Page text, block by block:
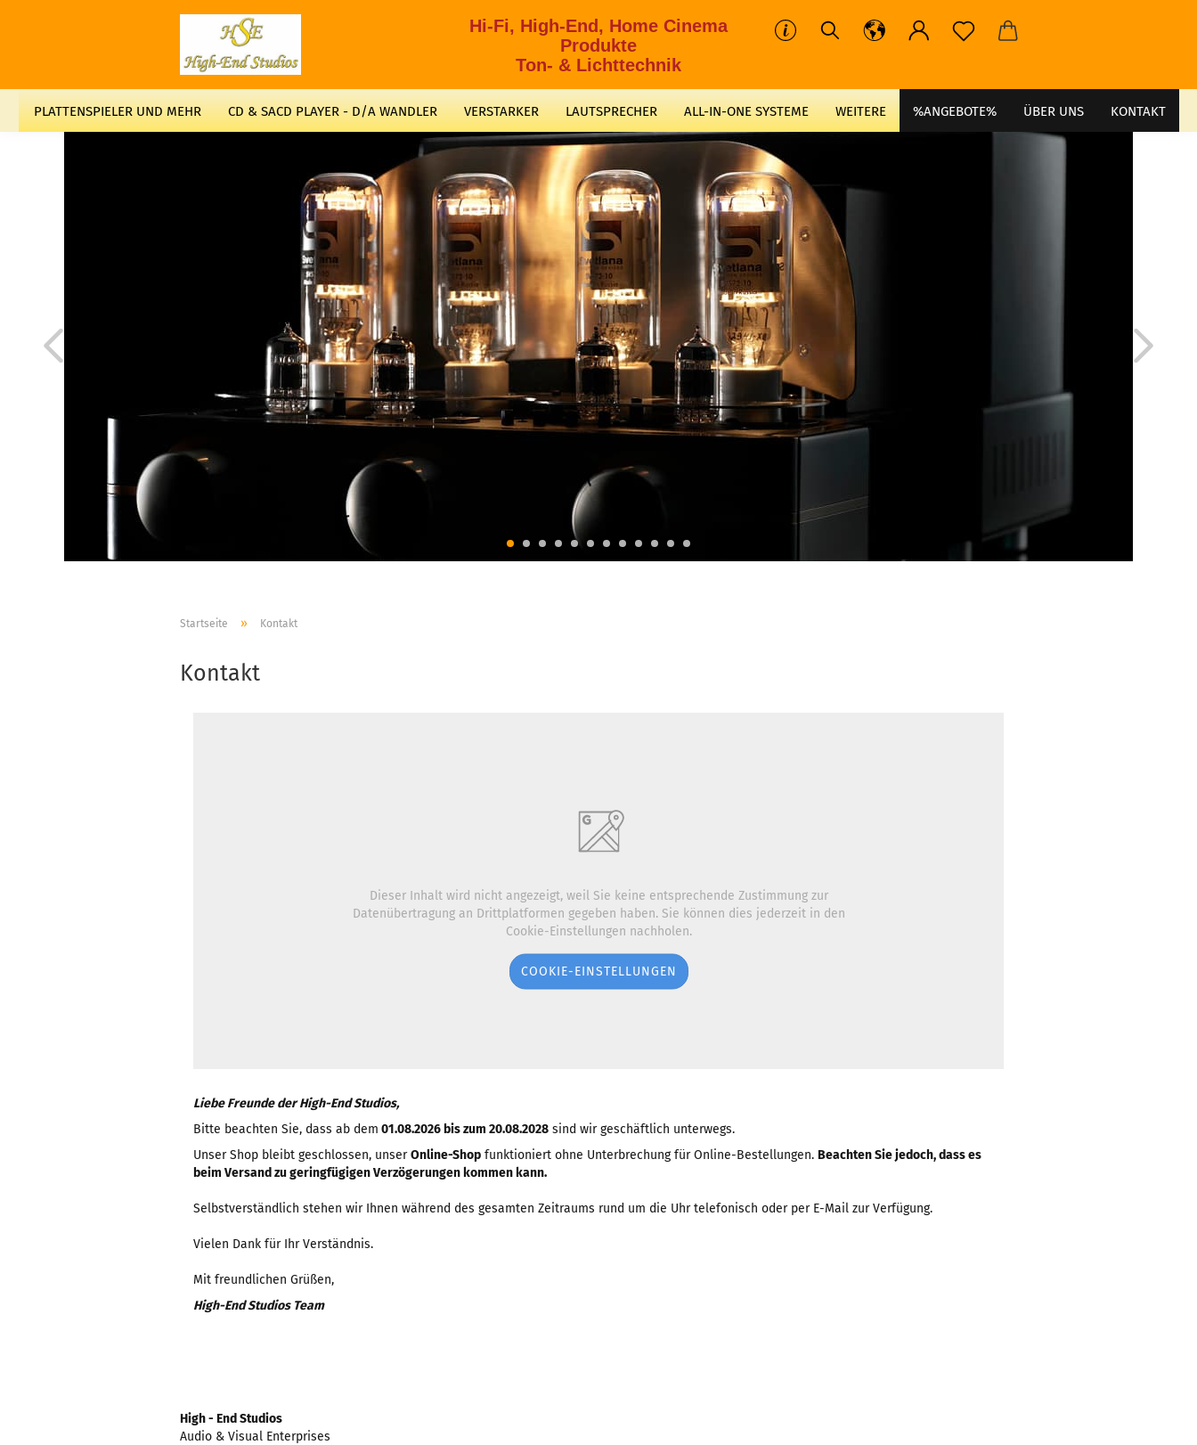
Hi-Fi, High-End, Home Cinema
Produkte
Ton- & Lichttechnik
PLATTENSPIELER UND MEHR CD & SACD PLAYER - D/A WANDLER VERSTARKER LAUTSPRECHER ALL-IN-ONE SYSTEME %ANGEBOTE% ÜBER UNS KONTAKT
WEITERE
Startseite » Kontakt
Kontakt
Dieser Inhalt wird nicht angezeigt, weil Sie keine entsprechende Zustimmung zur
Datenübertragung an Drittplatformen gegeben haben. Sie können dies jederzeit in den
Cookie-Einstellungen nachholen.
COOKIE-EINSTELLUNGEN
Liebe Freunde der High-End Studios,
Bitte beachten Sie, dass ab dem 01.08.2026 bis zum 20.08.2028 sind wir geschäftlich unterwegs.
Unser Shop bleibt geschlossen, unserOnline-Shop funktioniert ohne Unterbrechung für Online-Bestellungen. Beachten Sie jedoch, dass es
beim Versand zu geringfügigen Verzögerungen kommen kann.
Selbstverständlich stehen wir Ihnen während des gesamten Zeitraums rund um die Uhr telefonisch oder per E-Mail zur Verfügung.
Vielen Dank für Ihr Verständnis.
Mit freundlichen Grüßen,
High-End Studios Team
High - End Studios
Audio & Visual Enterprises